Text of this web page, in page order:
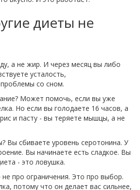
диеты не
а не жир. И через месяц вы либо
усталость,
со сном.
Может помочь, если вы уже
Но если вы голодаете 16 часов, а
и пасту - вы теряете мышцы, а не
Вы сбиваете уровень серотонина. У
Вы начинаете есть сладкое. Вы
- это ловушка.
про ограничения. Это про выбор.
потому что он делает вас сильнее,